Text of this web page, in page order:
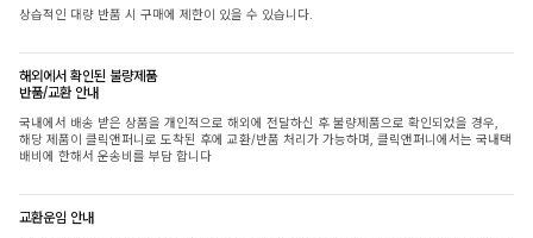
상습적인 대량 반품 시 구매에 제한이 있을 수 있습니다.
해외에서 확인된 불량제품
반품/교환 안내
국내에서 배송 받은 상품을 개인적으로 해외에 전달하신 후 불량제품으로 확인되었을 경우,
해당 제품이 클릭앤퍼니로 도착된 후에 교환/반품 처리가 가능하며, 클릭앤퍼니에서는 국내택
배비에 한해서 운송비를 부담 합니다
교환운임 안내